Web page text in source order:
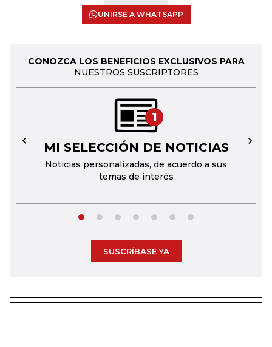
UNIRSE A WHATSAPP
CONOZCA LOS BENEFICIOS EXCLUSIVOS PARA
NUESTROS SUSCRIPTORES
1
MI SELECCIÓN DE NOTICIAS
Noticias personalizadas, de acuerdo a sus
temas de interés
← →
SUSCRÍBASE YA